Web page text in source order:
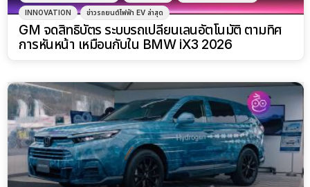
INNOVATION ข่าวรถยนต์ไฟฟ้า EV ล่าสุด
GM จดสิทธิบัตร ระบบรถเปลี่ยนเลนอัตโนมัติ ตามทิศ
การหันหน้า เหมือนกับใน BMW iX3 2026